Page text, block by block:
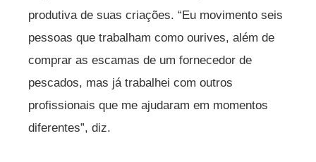
produtiva de suas criações. “Eu movimento seis
pessoas que trabalham como ourives, além de
comprar as escamas de um fornecedor de
pescados, mas já trabalhei com outros
profissionais que me ajudaram em momentos
diferentes”, diz.